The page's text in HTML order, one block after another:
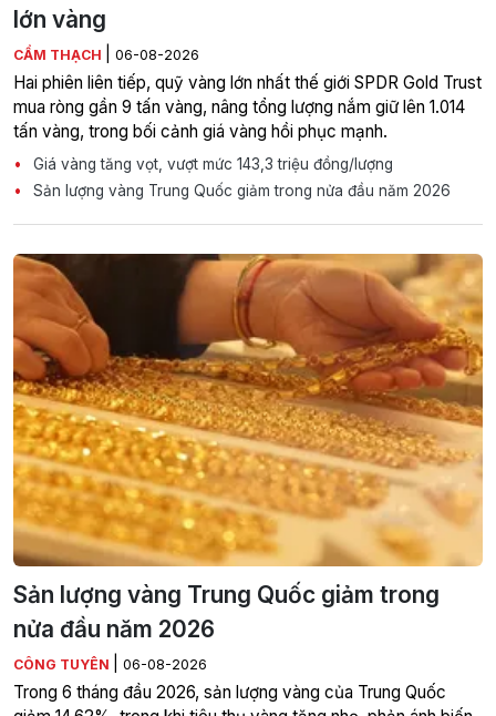
lớn vàng
CẨM THẠCH 06-08-2026
Hai phiên liên tiếp, quỹ vàng lớn nhất thế giới SPDR Gold Trust
mua ròng gần 9 tấn vàng, nâng tổng lượng nắm giữ lên 1.014
tấn vàng, trong bối cảnh giá vàng hồi phục mạnh.
Giá vàng tăng vọt, vượt mức 143,3 triệu đồng/lượng
Sản lượng vàng Trung Quốc giảm trong nửa đầu năm 2026
Sản lượng vàng Trung Quốc giảm trong
nửa đầu năm 2026
CÔNG TUYÊN 06-08-2026
Trong 6 tháng đầu 2026, sản lượng vàng của Trung Quốc